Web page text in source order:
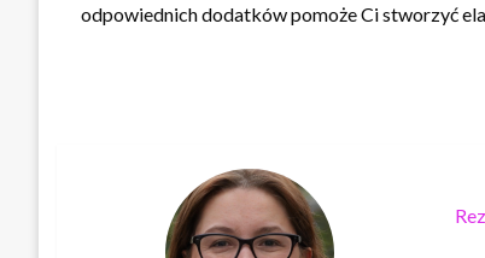
odpowiednich dodatków pomoże Ci stworzyć